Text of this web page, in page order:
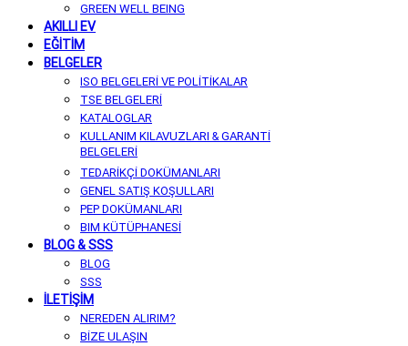
GREEN WELL BEING
AKILLI EV
EĞİTİM
BELGELER
ISO BELGELERİ VE POLİTİKALAR
TSE BELGELERİ
KATALOGLAR
KULLANIM KILAVUZLARI & GARANTİ
BELGELERİ
TEDARİKÇİ DOKÜMANLARI
GENEL SATIŞ KOŞULLARI
PEP DOKÜMANLARI
BIM KÜTÜPHANESİ
BLOG & SSS
BLOG
SSS
İLETİŞİM
NEREDEN ALIRIM?
BİZE ULAŞIN